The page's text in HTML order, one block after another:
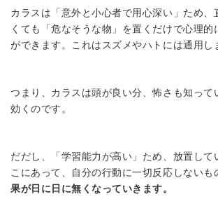
カラスは「意外と小心者で用心深い」ため、
くても「危なそうな物」を置くだけで心理的
ができます。これはスズメやハトには通用し
つまり、カラスは頭が良い分、怖さも知って
効くのです。
だだし、「学習能力が高い」ため、放置して
こにあって、自分の行動に一切反応しないも
果が日に日に無くなっていきます。